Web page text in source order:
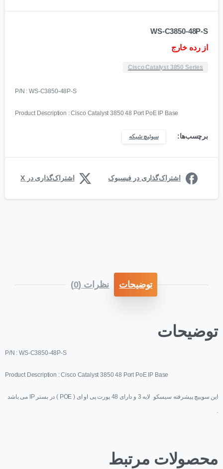
WS-C3850-48P-S
از رده خارج
Cisco Catalyst 3850 Series
P/N : WS-C3850-48P-S
Product Description : Cisco Catalyst 3850 48 Port PoE IP Base
برچسب‌ها: سوئیچ شبکه
اشتراک‌گذاری در فیسبوک اشتراک‌گذاری در X
توضیحات نظرات (0)
توضیحات
P/N : WS-C3850-48P-S
Product Description : Cisco Catalyst 3850 48 Port PoE IP Base
این سوییچ پیشرفته سیسکو لایه 3 و دارای 48 پورت پی او ای ( POE ) در بستر IP می باشد
.
محصولات مرتبط